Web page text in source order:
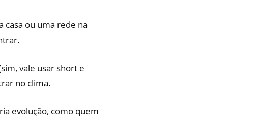
casa ou uma rede na
vale usar short e
no clima.
evolução, como quem